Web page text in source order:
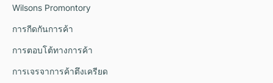
Wilsons Promontory
การกีดกันการค้า
การตอบโต้ทางการค้า
การเจรจาการค้าตึงเครียด